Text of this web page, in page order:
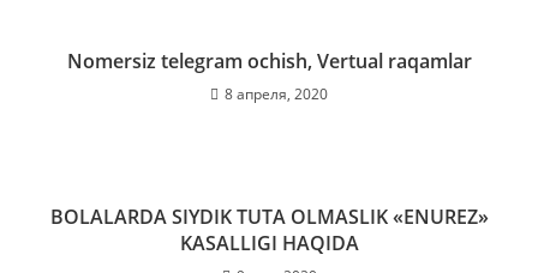
Nomersiz telegram ochish, Vertual raqamlar
8 апреля, 2020
BOLALARDA SIYDIK TUTA OLMASLIK «ENUREZ»
KASALLIGI HAQIDA